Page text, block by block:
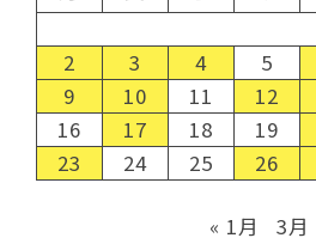
2
3 4 5
9
10 11 12
16
17 18 19
23
24 25 26
« 1月 3月